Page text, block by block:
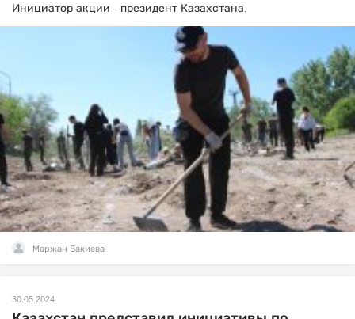
Инициатор акции - президент Казахстана.
Маржан Бакиева
30.05.2024